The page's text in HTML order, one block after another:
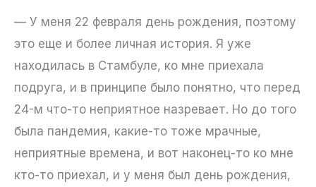
— У меня 22 февраля день рождения, поэтому
это еще и более личная история. Я уже
находилась в Стамбуле, ко мне приехала
подруга, и в принципе было понятно, что перед
24-м что-то неприятное назревает. Но до того
была пандемия, какие-то тоже мрачные,
неприятные времена, и вот наконец-то ко мне
кто-то приехал, и у меня был день рождения,